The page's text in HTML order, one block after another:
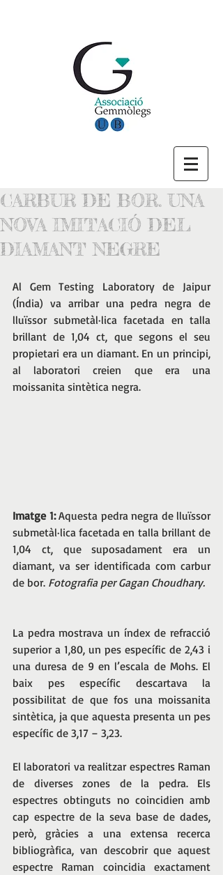
CARBUR DE BOR. UNA
NOVA IMITACIÓ DEL
DIAMANT NEGRE
Al Gem Testing Laboratory de Jaipur
(Índia) va arribar una pedra negra de
lluïssor submetàl·lica facetada en talla
brillant de 1,04 ct, que segons el seu
propietari era un diamant. En un principi,
al laboratori creien que era una
moissanita sintètica negra.
Imatge 1: Aquesta pedra negra de lluïssor
submetàl·lica facetada en talla brillant de
1,04 ct, que suposadament era un
diamant, va ser identificada com carbur
de bor. Fotografia per Gagan Choudhary.
La pedra mostrava un índex de refracció
superior a 1,80, un pes específic de 2,43 i
una duresa de 9 en l’escala de Mohs. El
baix pes específic descartava la
possibilitat de que fos una moissanita
sintètica, ja que aquesta presenta un pes
específic de 3,17 – 3,23.
El laboratori va realitzar espectres Raman
de diverses zones de la pedra. Els
espectres obtinguts no coincidien amb
cap espectre de la seva base de dades,
però, gràcies a una extensa recerca
bibliogràfica, van descobrir que aquest
espectre Raman coincidia exactament